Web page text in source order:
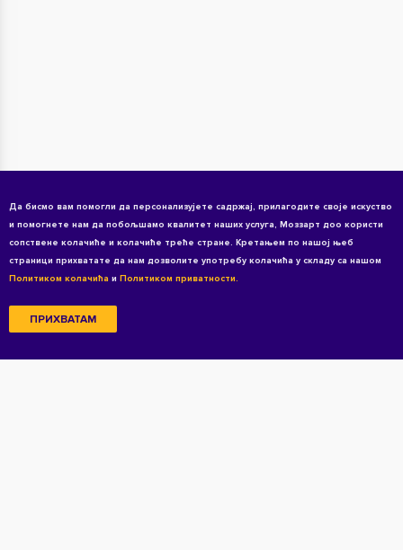
Да бисмо вам помогли да персонализујете садржај, прилагодите своје искуство
и помогнете нам да побољшамо квалитет наших услуга, Моззарт доо користи
сопствене колачиће и колачиће треће стране. Кретањем по нашој њеб
страници прихватате да нам дозволите употребу колачића у складу са нашом
Политиком колачића и Политиком приватности.
ПРИХВАТАМ